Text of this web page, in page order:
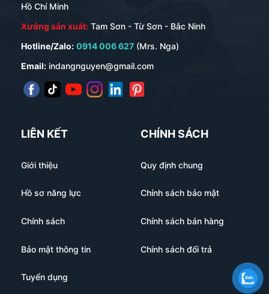
Hồ Chí Minh
Xưởng sản xuất: Tam Sơn - Từ Sơn - Bắc Ninh
Hotline/Zalo: 0914 006 627 (Mrs. Nga)
Email: indangnguyen@gmail.com
LIÊN KẾT
Giới thiệu
Hồ sơ năng lực
Chính sách
Bảo mật thông tin
Tuyển dụng
CHÍNH SÁCH
Quy định chung
Chính sách bảo mật
Chính sách bán hàng
Chính sách đổi trả